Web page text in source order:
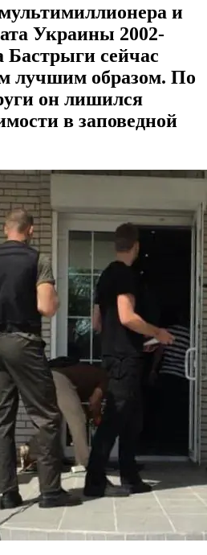
и
Украины 2002-
Бастрыги сейчас
лучшим образом. По
он лишился
в заповедной